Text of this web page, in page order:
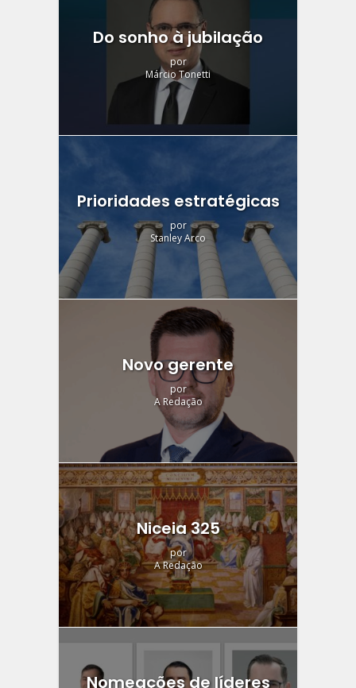
Do sonho à jubilação
por
Márcio Tonetti
Prioridades estratégicas
por
Stanley Arco
Novo gerente
por
A Redação
Niceia 325
por
A Redação
Nomeações de líderes